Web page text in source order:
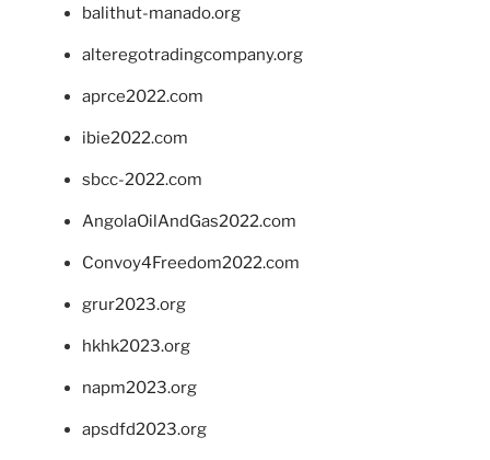
balithut-manado.org
alteregotradingcompany.org
aprce2022.com
ibie2022.com
sbcc-2022.com
AngolaOilAndGas2022.com
Convoy4Freedom2022.com
grur2023.org
hkhk2023.org
napm2023.org
apsdfd2023.org